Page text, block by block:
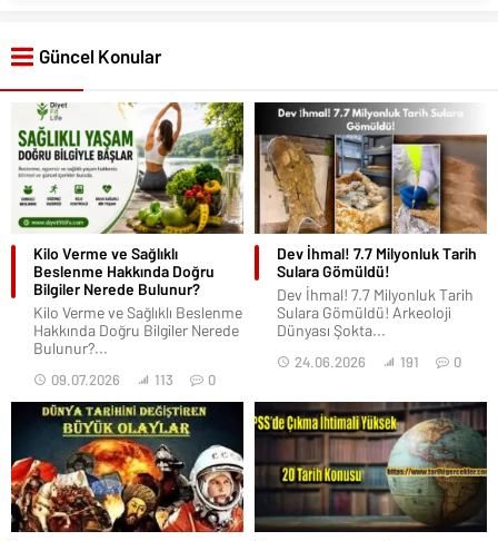
Güncel Konular
Kilo Verme ve Sağlıklı
Beslenme Hakkında Doğru
Bilgiler Nerede Bulunur?
Kilo Verme ve Sağlıklı Beslenme
Hakkında Doğru Bilgiler Nerede
Bulunur?...
09.07.2026 113 0
Dev İhmal! 7.7 Milyonluk Tarih
Sulara Gömüldü!
Dev İhmal! 7.7 Milyonluk Tarih
Sulara Gömüldü! Arkeoloji
Dünyası Şokta...
24.06.2026 191 0